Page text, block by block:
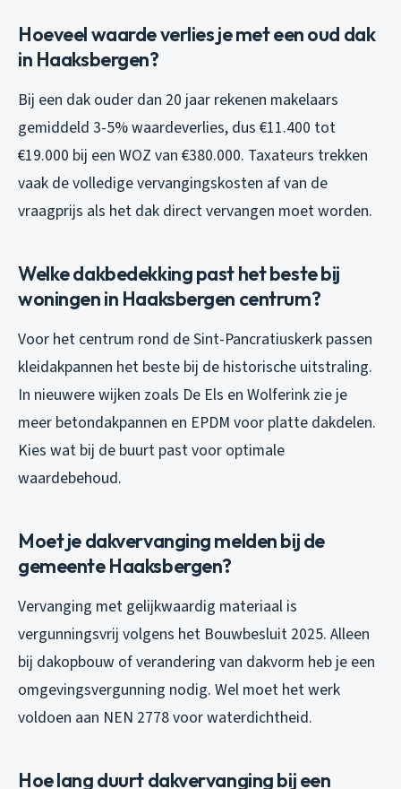
Hoeveel waarde verlies je met een oud dak
in Haaksbergen?
Bij een dak ouder dan 20 jaar rekenen makelaars
gemiddeld 3-5% waardeverlies, dus €11.400 tot
€19.000 bij een WOZ van €380.000. Taxateurs trekken
vaak de volledige vervangingskosten af van de
vraagprijs als het dak direct vervangen moet worden.
Welke dakbedekking past het beste bij
woningen in Haaksbergen centrum?
Voor het centrum rond de Sint-Pancratiuskerk passen
kleidakpannen het beste bij de historische uitstraling.
In nieuwere wijken zoals De Els en Wolferink zie je
meer betondakpannen en EPDM voor platte dakdelen.
Kies wat bij de buurt past voor optimale
waardebehoud.
Moet je dakvervanging melden bij de
gemeente Haaksbergen?
Vervanging met gelijkwaardig materiaal is
vergunningsvrij volgens het Bouwbesluit 2025. Alleen
bij dakopbouw of verandering van dakvorm heb je een
omgevingsvergunning nodig. Wel moet het werk
voldoen aan NEN 2778 voor waterdichtheid.
Hoe lang duurt dakvervanging bij een